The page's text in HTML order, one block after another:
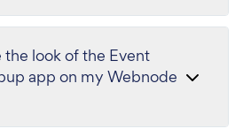
the look of the Event
app on my Webnode